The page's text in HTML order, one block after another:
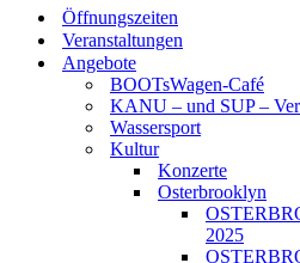
Öffnungszeiten
Veranstaltungen
Angebote
BOOTsWagen-Café
KANU – und SUP –
Wassersport
Kultur
Konzerte
Osterbrooklyn
2025